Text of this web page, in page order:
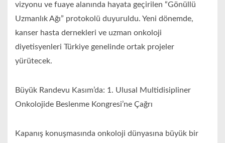
vizyonu ve fuaye alanında hayata geçirilen “Gönüllü
Uzmanlık Ağı” protokolü duyuruldu. Yeni dönemde,
kanser hasta dernekleri ve uzman onkoloji
diyetisyenleri Türkiye genelinde ortak projeler
yürütecek.
Büyük Randevu Kasım’da: 1. Ulusal Multidisipliner
Onkolojide Beslenme Kongresi’ne Çağrı
Kapanış konuşmasında onkoloji dünyasına büyük bir